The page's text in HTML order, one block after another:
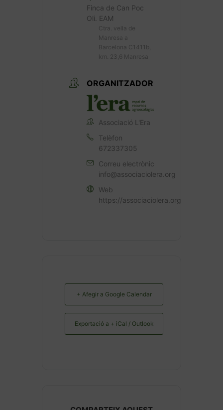
Finca de Can Poc
Oli. EAM
Ctra. vella de
Manresa a
Barcelona C1411b,
km. 23,6 Manresa
ORGANITZADOR
Associació L'Era
Telèfon
672337305
Correu electrònic
info@associaciolera.org
Web
https://associaciolera.org
+ Afegir a Google Calendar
Exportació a + iCal / Outlook